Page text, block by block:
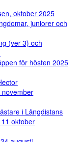
oktober 2025
juniorer och
(ver 3) och
för hösten 2025
november
i Långdistans
oktober